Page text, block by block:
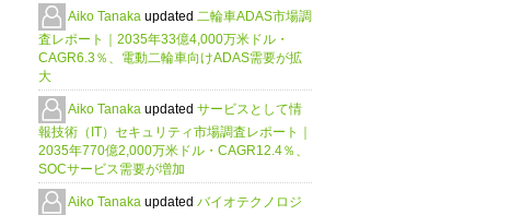
Aiko Tanaka updated 二輪車ADAS市場調
査レポート｜2035年33億4,000万米ドル・
CAGR6.3％、電動二輪車向けADAS需要が拡
大
Aiko Tanaka updated サービスとして情
報技術（IT）セキュリティ市場調査レポート｜
2035年770億2,000万米ドル・CAGR12.4％、
SOCサービス需要が増加
Aiko Tanaka updated バイオテクノロジ